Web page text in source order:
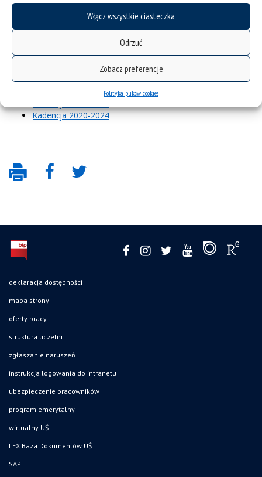
Włącz wszystkie ciasteczka
Odrzuć
Zobacz preferencje
Polityka plików cookies
uczestniczy także
dr Katarzyna Trynda, prof UŚ – Prorektor ds. kształcenia i
studentów
Materiały na posiedzenie Komisji ds. kształcenia i
studentów
Kadencja 2020-2024
deklaracja dostępności
mapa strony
oferty pracy
struktura uczelni
zgłaszanie naruszeń
instrukcja logowania do intranetu
ubezpieczenie pracowników
program emerytalny
wirtualny UŚ
LEX Baza Dokumentów UŚ
SAP